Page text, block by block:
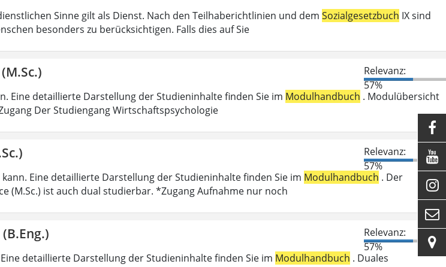
Sinne gilt als Dienst. Nach den Teilhaberichtlinien und dem Sozialgesetzbuch IX sind
besonders zu berücksichtigen. Falls dies auf Sie
Relevanz:
57%
Eine detaillierte Darstellung der Studieninhalte finden Sie im Modulhandbuch . Modulübersicht
Der Studiengang Wirtschaftspsychologie
Relevanz:
57%
Eine detaillierte Darstellung der Studieninhalte finden Sie im Modulhandbuch . Der
(M.Sc.) ist auch dual studierbar. *Zugang Aufnahme nur noch
Relevanz:
57%
detaillierte Darstellung der Studieninhalte finden Sie im Modulhandbuch . Duales




